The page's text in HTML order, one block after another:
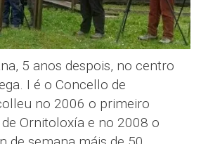
5 anos despois, no centro
I é o Concello de
no 2006 o primeiro
Ornitoloxía e no 2008 o